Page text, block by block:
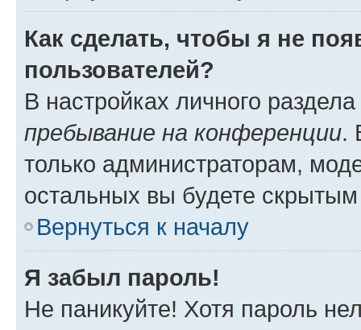
Как сделать, чтобы я не
пользователей?
В настройках личного
пребывание на конференции.
только администраторам,
остальных вы будете
Вернуться к началу
Я забыл пароль!
Не паникуйте! Хотя пароль